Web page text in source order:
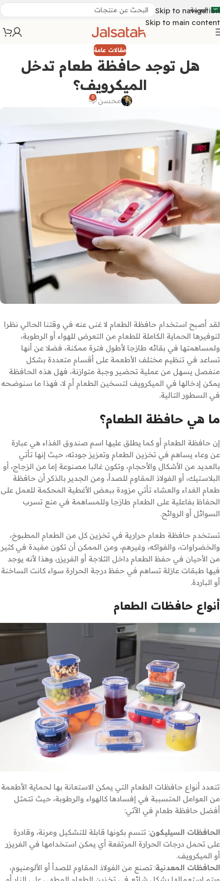
Skip to navigation
Skip to main content
العربية
مقالات عامة
هل توجد حافظة طعام تدخل
الميكرويف؟
محسن 0
لقد أصبح استخدام حافظة الطعام لا غنى عنه في وقتنا الحالي نظرا
لتوفيرها الحماية الكاملة للطعام من التعرض للهواء أو الرطوبة،
ولمساهمتها في بقائه طازجا لأطول فترة ممكنة، فضلا عن أنها
تساعد في تنظيم مختلف الأطعمة على أقسام متعددة بشكل
منفصل يسهل من عملية تحضير وجبة متوازنة، فهل هذه الحافظة
يمكن إدخالها في الميكرويف لتسخين الطعام أم لا، فهذا ما سنوضحه
في السطور التالية.
ما هي حافظة الطعام؟
إن حافظة الطعام أو كما يطلق عليها اسم صندوق الغذاء هي عبارة
عن وعاء يساهم في تخزين الطعام وتعزيز جودته، حيث إنها تأتي
بالعديد من الأشكال والأحجام، وتكون غالبا مصنوعة إما من الزجاج، أو
البلاستيك، أو الفولاذ المقاوم للصدأ، ومن الجدير بالذكر أن حافظة
طعام الغداء والعشاء تأتي مزودة ببعض الأغطية المحكمة للعمل على
الحفاظ بفاعلية على الطعام طازجا وللمساهمة في منع تسرب
السوائل أو الروائح.
تستخدم حافظة طعام حرارية في تخزين كل من الطعام المطبوخ،
والخضراوات، والفواكه، وغيرهم، ومن الممكن أن تكون مفيدة في كثير
من الأحيان في حفظ الطعام داخل الثلاجة أو الفريزر، وهذا لأنه يوجد
فيها طبقات عازلة تساهم في حفظ درجة الحرارة سواء كانت الساخنة
أو الباردة.
أنواع حافظات الطعام
تتعدد أنواع حافظات الطعام التي يمكن الاستعانة بها لحماية الأطعمة
من العوامل المتسببة في إفسادها كالهواء والرطوبة، حيث تتمثل
أفضل حافظة طعام في الآتي:
الحافظات السيليكون: تتسم بكونها قابلة للتشكيل ومرنة، وقادرة
على تحمل درجات الحرارة المرتفعة أي يمكن استخدامها في الفريزر
أو الميكرويف.
الحافظات المعدنية: تصنع من الفولاذ المقاوم للصدأ أو الألومنيوم،